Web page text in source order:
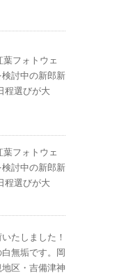
葉フォトウェ
討中の新郎新
程選びが大
葉フォトウェ
討中の新郎新
程選びが大
たしました！
無垢です。岡
区・吉備津神